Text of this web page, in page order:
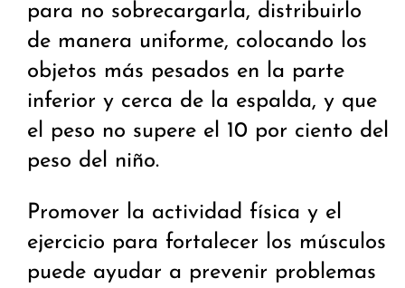
para no sobrecargarla, distribuirlo
de manera uniforme, colocando los
objetos más pesados en la parte
inferior y cerca de la espalda, y que
el peso no supere el 10 por ciento del
peso del niño.
Promover la actividad física y el
ejercicio para fortalecer los músculos
puede ayudar a prevenir problemas